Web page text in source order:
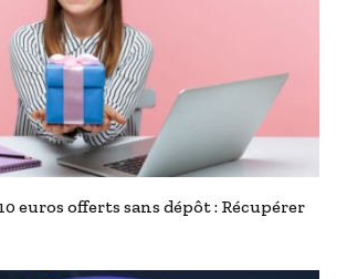
euros offerts sans dépôt : Récupérer